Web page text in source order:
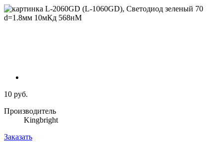
10 руб.
Производитель
Kingbright
Заказать